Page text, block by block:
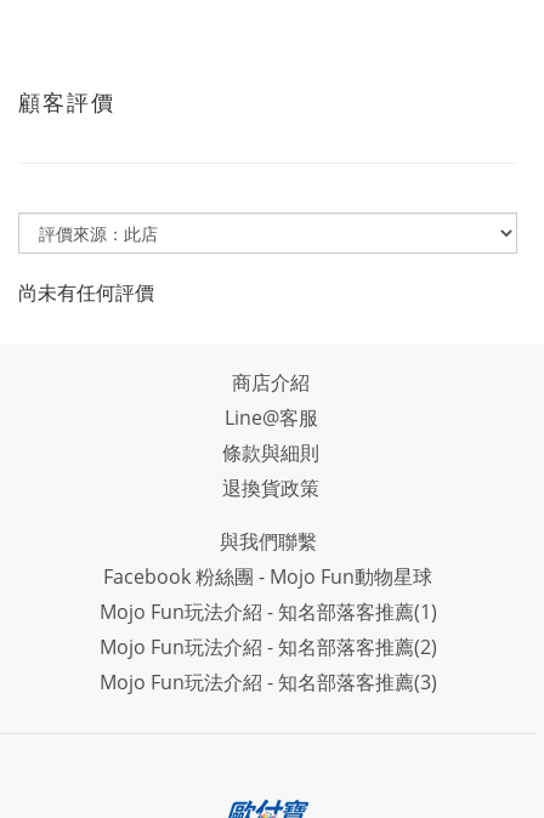
顧客評價
尚未有任何評價
商店介紹
Line@客服
條款與細則
退換貨政策
與我們聯繫
Facebook 粉絲團 - Mojo Fun動物星球
Mojo Fun玩法介紹 - 知名部落客推薦(1)
Mojo Fun玩法介紹 - 知名部落客推薦(2)
Mojo Fun玩法介紹 - 知名部落客推薦(3)